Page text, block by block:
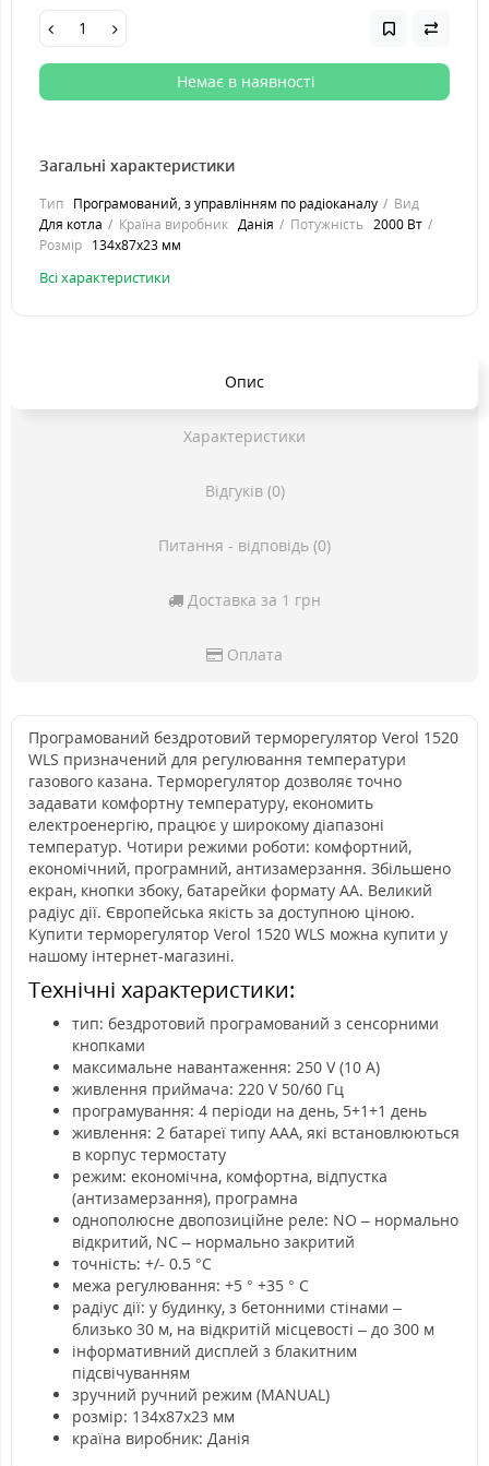
Немає в наявності
Загальні характеристики
Тип Програмований, з управлінням по радіоканалу
Вид
Для котла
Країна виробник Данія Потужність 2000 Вт
Розмір 134х87х23 мм
Всі характеристики
Опис
Характеристики
Відгуків (0)
Питання - відповідь (0)
Доставка за 1 грн
Оплата
Програмований бездротовий терморегулятор Verol 1520
WLS призначений для регулювання температури
газового казана. Терморегулятор дозволяє точно
задавати комфортну температуру, економить
електроенергію, працює у широкому діапазоні
температур. Чотири режими роботи: комфортний,
економічний, програмний, антизамерзання. Збільшено
екран, кнопки збоку, батарейки формату АА. Великий
радіус дії. Європейська якість за доступною ціною.
Купити терморегулятор Verol 1520 WLS можна купити у
нашому інтернет-магазині.
Технічні характеристики:
тип: бездротовий програмований з сенсорними
кнопками
максимальне навантаження: 250 V (10 А)
живлення приймача: 220 V 50/60 Гц
програмування: 4 періоди на день, 5+1+1 день
живлення: 2 батареї типу ААА, які встановлюються
в корпус термостату
режим: економічна, комфортна, відпустка
(антизамерзання), програмна
однополюсне двопозиційне реле: NO – нормально
відкритий, NC – нормально закритий
точність: +/- 0.5 °С
межа регулювання: +5 ° +35 ° С
радіус дії: у будинку, з бетонними стінами –
близько 30 м, на відкритій місцевості – до 300 м
інформативний дисплей з блакитним
підсвічуванням
зручний ручний режим (MANUAL)
розмір: 134х87х23 мм
країна виробник: Данія